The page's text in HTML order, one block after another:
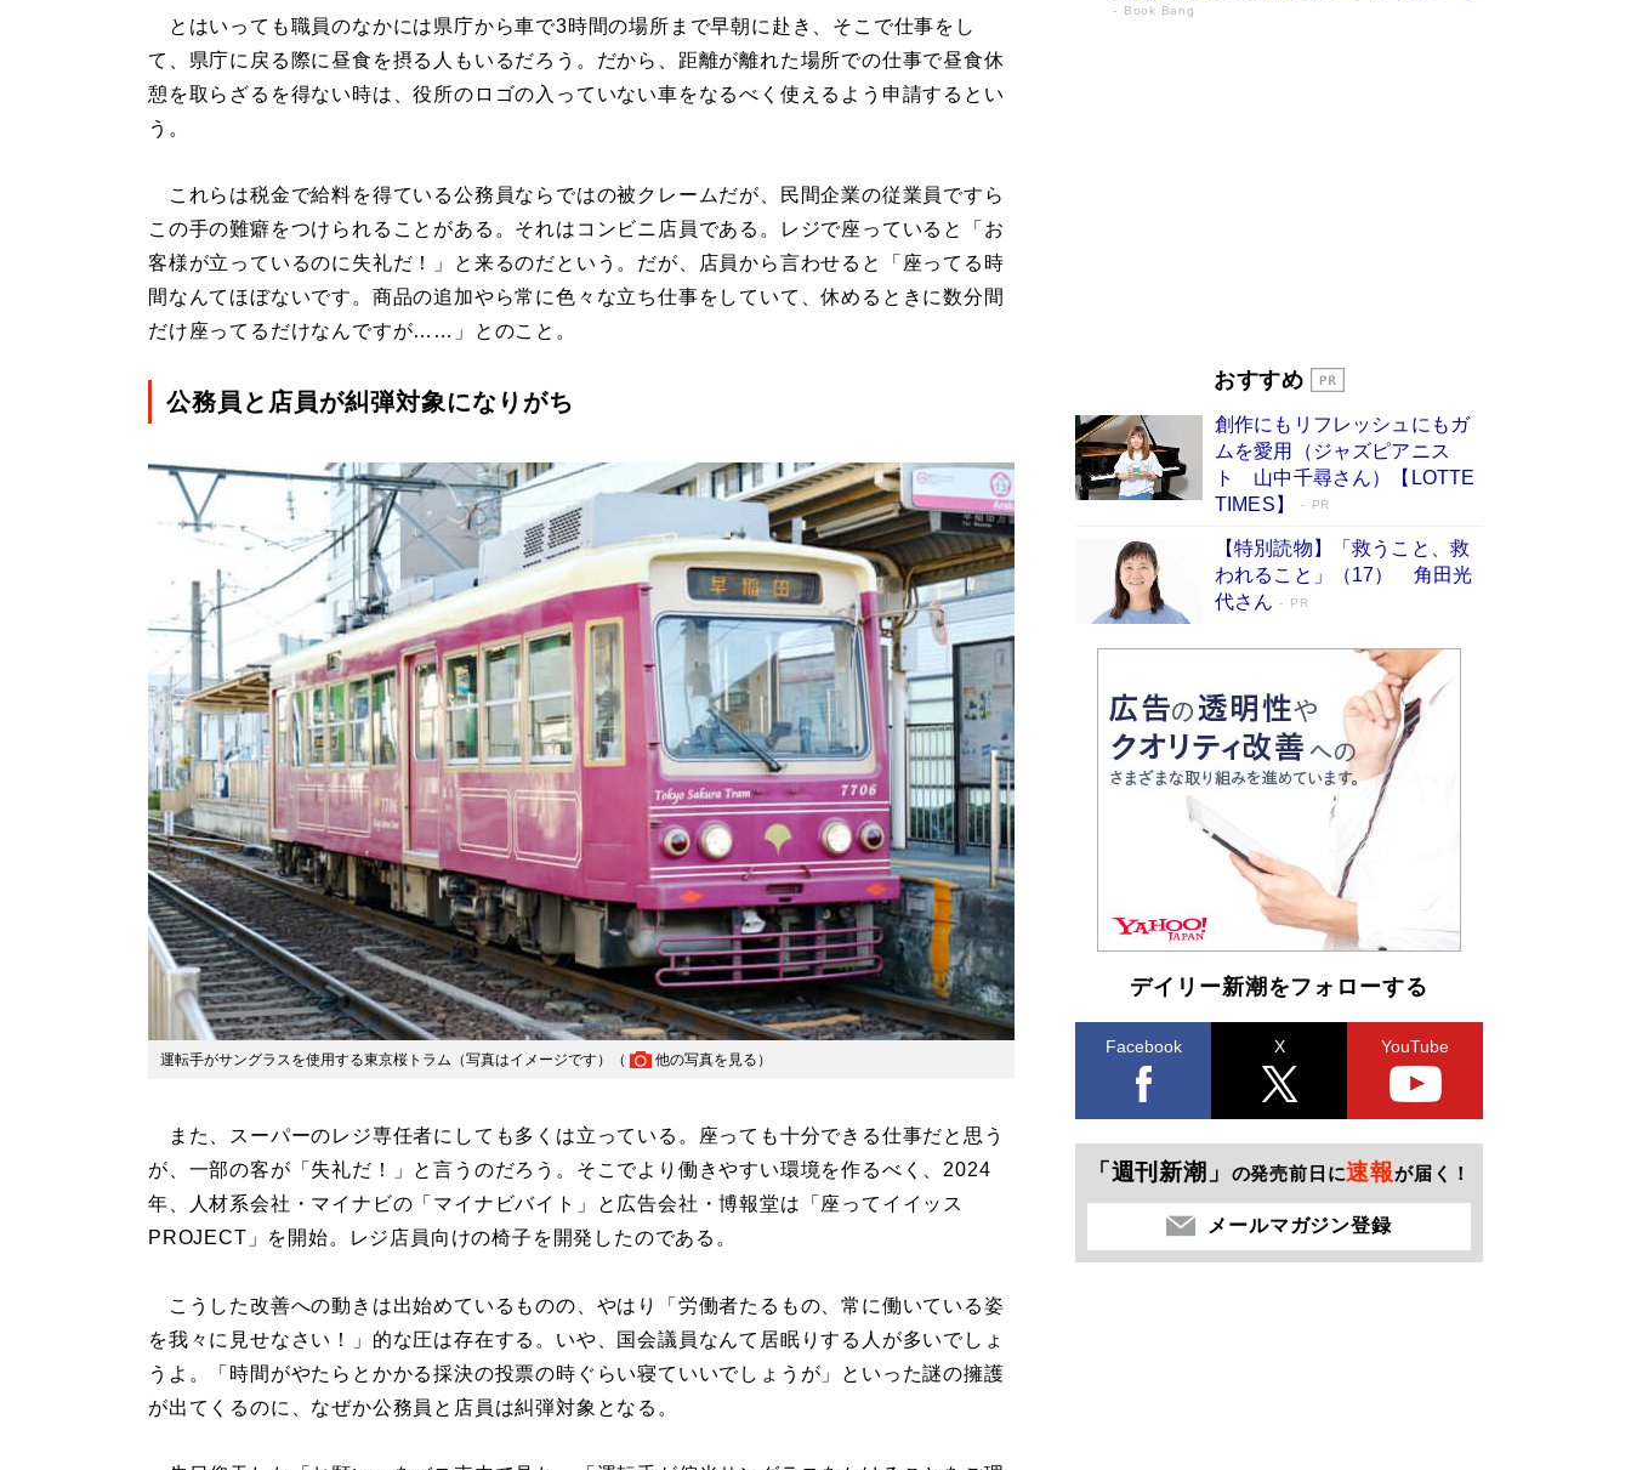
とはいっても職員のなかには県庁から車で3時間の場所まで早朝に赴き、そこで仕事をし
て、県庁に戻る際に昼食を摂る人もいるだろう。だから、距離が離れた場所での仕事で昼食休
憩を取らざるを得ない時は、役所のロゴの入っていない車をなるべく使えるよう申請するとい
う。
これらは税金で給料を得ている公務員ならではの被クレームだが、民間企業の従業員ですら
この手の難癖をつけられることがある。それはコンビニ店員である。レジで座っていると「お
客様が立っているのに失礼だ！」と来るのだという。だが、店員から言わせると「座ってる時
間なんてほぼないです。商品の追加やら常に色々な立ち仕事をしていて、休めるときに数分間
だけ座ってるだけなんですが……」とのこと。
公務員と店員が糾弾対象になりがち
運転手がサングラスを使用する東京桜トラム（写真はイメージです）（ 他の写真を見る ）
また、スーパーのレジ専任者にしても多くは立っている。座っても十分できる仕事だと思う
が、一部の客が「失礼だ！」と言うのだろう。そこでより働きやすい環境を作るべく、2024
年、人材系会社・マイナビの「マイナビバイト」と広告会社・博報堂は「座ってイイッス
PROJECT」を開始。レジ店員向けの椅子を開発したのである。
こうした改善への動きは出始めているものの、やはり「労働者たるもの、常に働いている姿
を我々に見せなさい！」的な圧は存在する。いや、国会議員なんて居眠りする人が多いでしょ
うよ。「時間がやたらとかかる採決の投票の時ぐらい寝ていいでしょうが」といった謎の擁護
が出てくるのに、なぜか公務員と店員は糾弾対象となる。
Book Bang
「『火垂るの墓』は、大嘘である」原作者が抱き
続けた“自責の念”とは…「自己憐憫は描きたくな
い」監督が徹底的にこだわったこと（後編） #
戦争の記憶
Book Bang
おすすめ
創作にもリフレッシュにもガ
ムを愛用（ジャズピアニス
ト 山中千尋さん）【LOTTE
TIMES】
PR
【特別読物】「救うこと、救
われること」（17） 角田光
代さん
PR
デイリー新潮をフォローする
Facebook X YouTube
「週刊新潮」 の発売前日に速報が届く！
メールマガジン登録